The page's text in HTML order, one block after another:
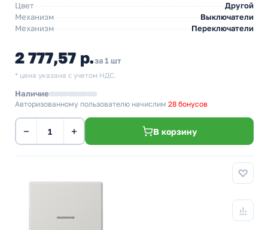
Цвет
Другой
Механизм
Выключатели
Механизм
Переключатели
2 777,57 р.за 1 шт
* цена указана с учетом НДС.
Наличие
Авторизованному пользователю начислим 28 бонусов
− + В корзину